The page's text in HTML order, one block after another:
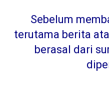
Sebelum
terutama berita
berasal dari